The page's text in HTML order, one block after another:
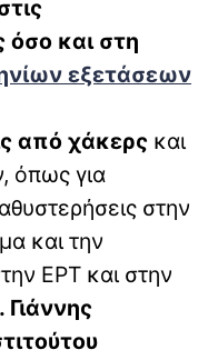
όσο και στη
εξετάσεων
από χάκερς και
όπως για
στην
και την
ΕΡΤ και στην
Γιάννης